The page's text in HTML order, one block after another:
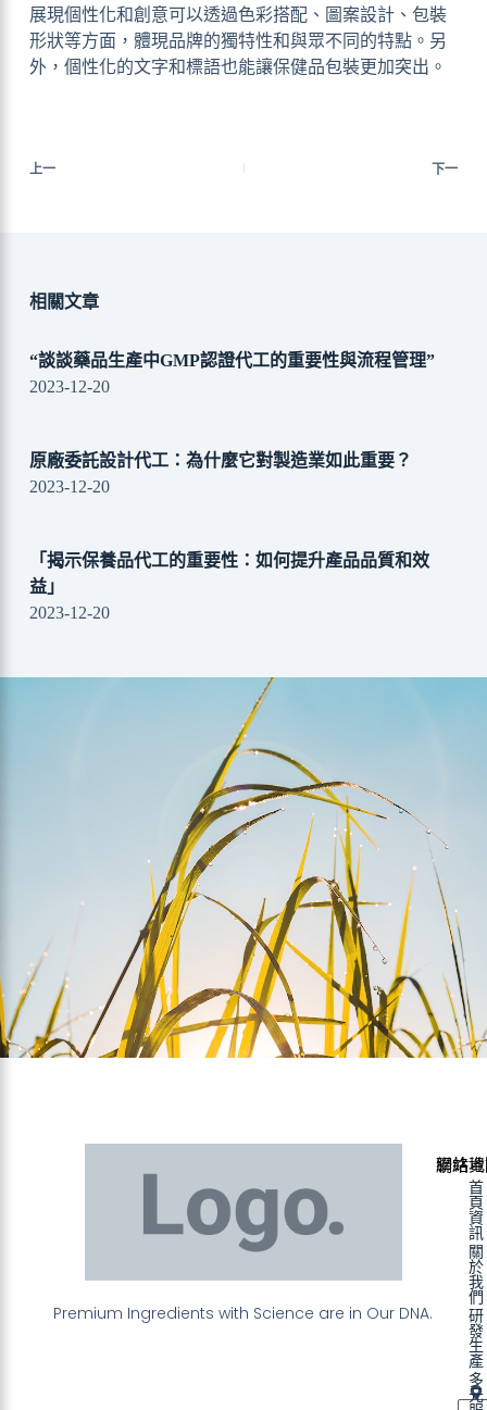
展現個性化和創意可以透過色彩搭配、圖案設計、包裝
形狀等方面，體現品牌的獨特性和與眾不同的特點。另
外，個性化的文字和標語也能讓保健品包裝更加突出。
上一 下一
相關文章
“談談藥品生產中GMP認證代工的重要性與流程管理”
2023-12-20
原廠委託設計代工：為什麼它對製造業如此重要？
2023-12-20
「揭示保養品代工的重要性：如何提升產品品質和效
益」
2023-12-20
Premium Ingredients with Science are in Our DNA.
聯絡
網站
首
頁
資
訊
關
於
我
們
研
發
生
產
多
元